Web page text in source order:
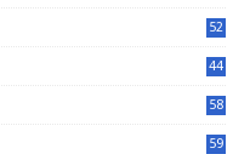
52
44
58
59